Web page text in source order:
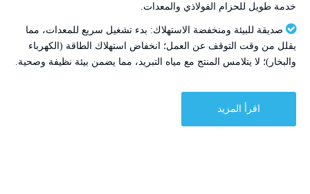
خدمة طويل للحزام الفولاذي والمعدات.
 صديقة للبيئة ومنخفضة الاستهلاك: بدء تشغيل سريع للمعدات، مما
يقلل من وقت التوقف عن العمل؛ انخفاض استهلاك الطاقة (الكهرباء
والبخار)؛ لا يتلامس المنتج مع مياه التبريد، مما يضمن بيئة نظيفة وصحية.
اقرأ المزيد